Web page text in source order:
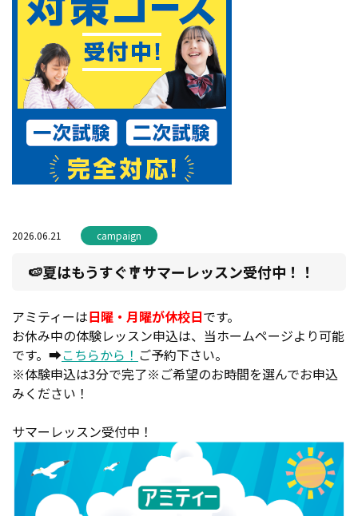
2026.06.21 campaign
🍉夏はもうすぐ🎐サマーレッスン受付中！！
アミティーは日曜・月曜が休校日です。
お休み中の体験レッスン申込は、当ホームページより可能
です。➡こちらから！ ご予約下さい。
※体験申込は3分で完了※ご希望のお時間を選んでお申込
みください！
サマーレッスン受付中！